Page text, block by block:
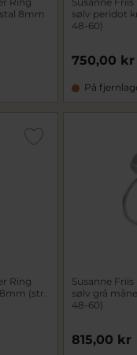
8mm
sølv peridot
48-60)
750,00 kr
På
Ring
(str.
Susanne
sølv grå
48-60)
815,00 kr